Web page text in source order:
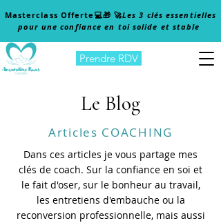
Masterclass Offerte 💻🎁 🚀Les 3 clés essentielles
pour une confiance en toi solide et stable
Prendre RDV
Le Blog
Articles COACHING
Dans ces articles je vous partage mes
clés de coach. Sur la confiance en soi et
le fait d'oser, sur le bonheur au travail,
les entretiens d'embauche ou la
reconversion professionnelle, mais aussi